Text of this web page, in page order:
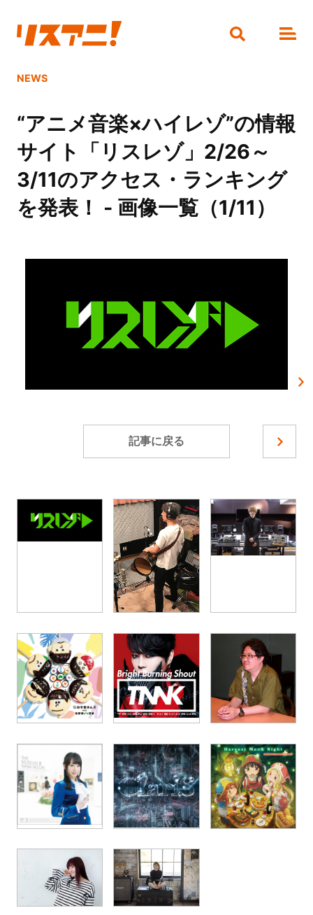
NEWS
“アニメ音楽×ハイレゾ”の情報
サイト「リスレゾ」2/26～
3/11のアクセス・ランキング
を発表！ - 画像一覧（1/11）
記事に戻る